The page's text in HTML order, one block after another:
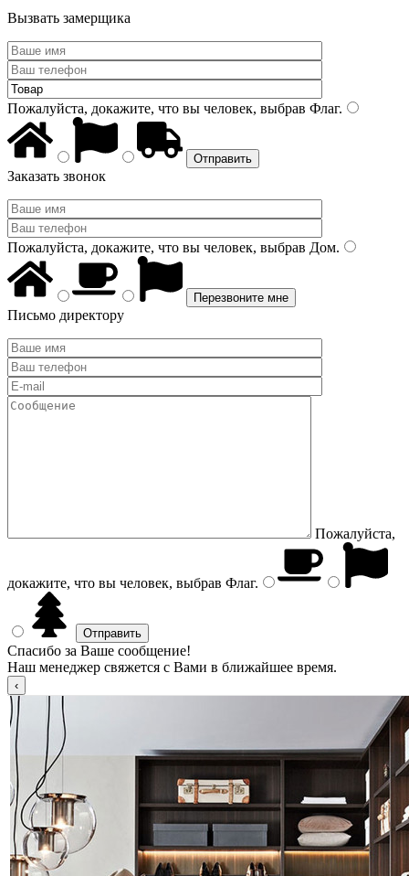
Вызвать замерщика
Пожалуйста, докажите, что вы человек, выбрав Флаг.
Заказать звонок
Пожалуйста, докажите, что вы человек, выбрав Дом.
Письмо директору
Пожалуйста,
докажите, что вы человек, выбрав Флаг.
Спасибо за Ваше сообщение!
Наш менеджер свяжется с Вами в ближайшее время.